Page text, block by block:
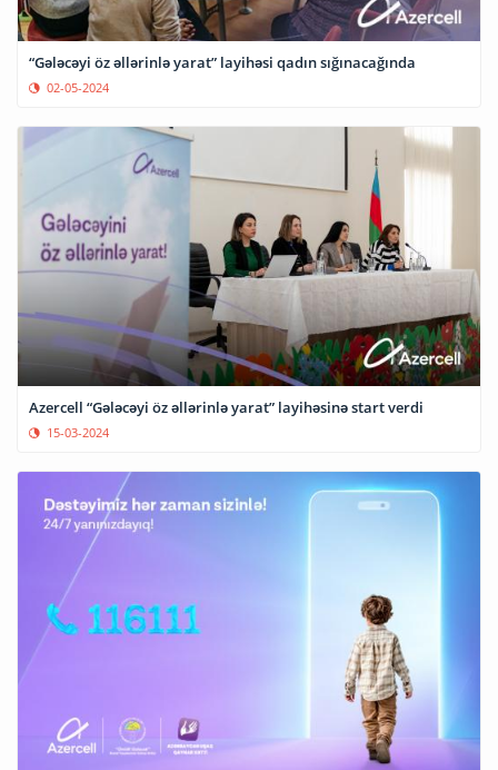
“Gələcəyi öz əllərinlə yarat” layihəsi qadın sığınacağında
02-05-2024
Azercell “Gələcəyi öz əllərinlə yarat” layihəsinə start verdi
15-03-2024